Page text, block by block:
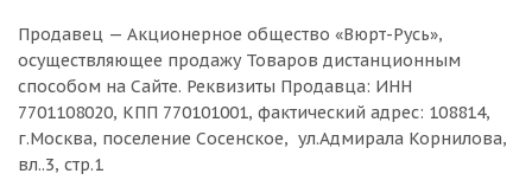
Продавец — Акционерное общество «Вюрт-Русь»,
осуществляющее продажу Товаров дистанционным
способом на Сайте. Реквизиты Продавца: ИНН
7701108020, КПП 770101001, фактический адрес: 108814,
г.Москва, поселение Сосенское, ул.Адмирала Корнилова,
вл..3, стр.1